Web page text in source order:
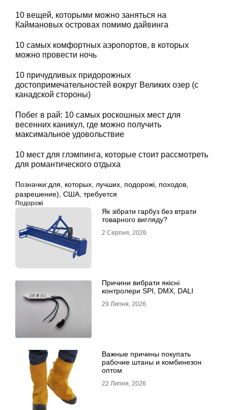
10 вещей, которыми можно заняться на
Каймановых островах помимо дайвинга
10 самых комфортных аэропортов, в которых
можно провести ночь
10 причудливых придорожных
достопримечательностей вокруг Великих озер (с
канадской стороны)
Побег в рай: 10 самых роскошных мест для
весенних каникул, где можно получить
максимальное удовольствие
10 мест для глэмпинга, которые стоит рассмотреть
для романтического отдыха
Позначки:для, которых, лучших, подорожі, походов,
разрешение), США, требуется
Подорожі
Як зібрати гарбуз без втрати
товарного вигляду?
2 Серпня, 2026
Причини вибрати якісні
контролери SPI, DMX, DALI
29 Липня, 2026
Важные причины покупать
рабочие штаны и комбинезон
оптом
22 Липня, 2026